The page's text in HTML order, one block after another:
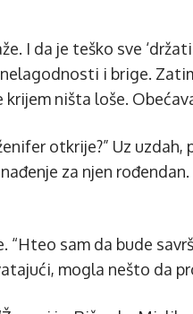
I da je teško sve
i brige.
ništa loše.
otkrije?” Uz uzdah,
za njen
“Hteo sam da bude
mogla nešto da